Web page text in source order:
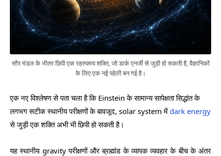
सौर मंडल के भीतर छिपी एक रहस्यमय शक्ति, जो डार्क एनर्जी से जुड़ी हो सकती है, वैज्ञानिकों
के लिए एक नई पहेली बन गई है।
एक नए विश्लेषण से पता चला है कि Einstein के सामान्य सापेक्षता सिद्धांत के
लगभग सटीक स्थानीय परीक्षणों के बावजूद, solar system में dark energy
से जुड़ी एक शक्ति अभी भी छिपी हो सकती है।
यह स्थानीय gravity परीक्षणों और ब्रह्मांड के व्यापक व्यवहार के बीच के अंतर